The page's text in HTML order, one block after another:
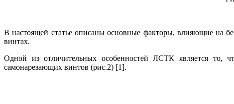
В настоящей статье описаны основные факторы, влияющие на
винтах.
Одной из отличительных особенностей ЛСТК является то,
самонарезающих винтов (рис.2) [1].